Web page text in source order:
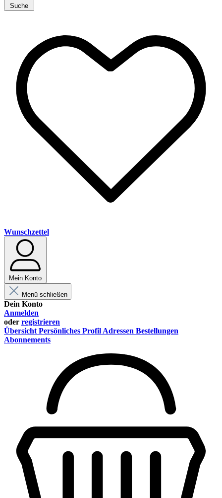
Suche
Wunschzettel
Mein Konto
Menü schließen
Dein Konto
Anmelden
oder registrieren
Übersicht Persönliches Profil Adressen Bestellungen
Abonnements